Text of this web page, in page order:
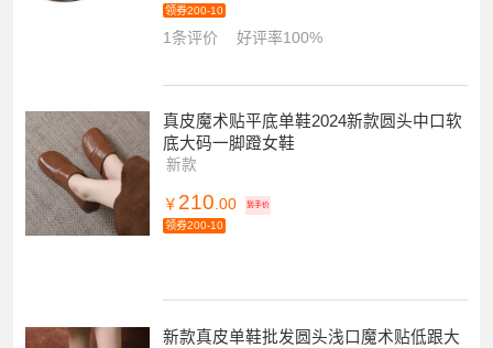
领券200-10
1条评价 好评率100%
真皮魔术贴平底单鞋2024新款圆头中口软
底大码一脚蹬女鞋
新款
￥ 210.00 到手价
领券200-10
新款真皮单鞋批发圆头浅口魔术贴低跟大